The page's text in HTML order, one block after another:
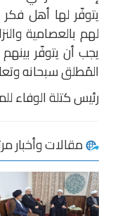
يتوفّر لها أهل
لهم بالعصامية
يجب أن يتوفّر
المُطلق سبحانه
رئيس كتلة الوفاء
مقالات وأخبار